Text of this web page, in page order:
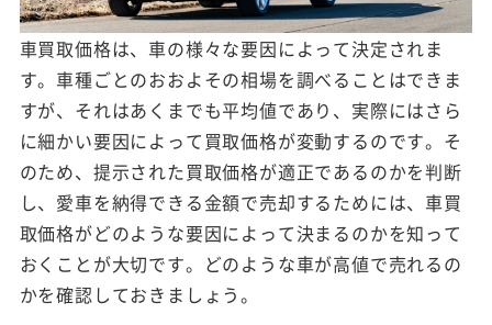
車買取価格は、車の様々な要因によって決定されま
す。車種ごとのおおよその相場を調べることはできま
すが、それはあくまでも平均値であり、実際にはさら
に細かい要因によって買取価格が変動するのです。そ
のため、提示された買取価格が適正であるのかを判断
し、愛車を納得できる金額で売却するためには、車買
取価格がどのような要因によって決まるのかを知って
おくことが大切です。どのような車が高値で売れるの
かを確認しておきましょう。